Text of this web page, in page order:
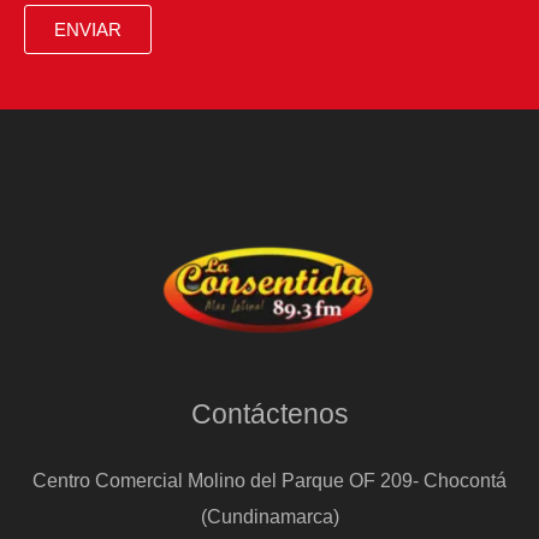
al
ENVIAR
Contáctenos
Centro Comercial Molino del Parque OF 209- Chocontá
(Cundinamarca)